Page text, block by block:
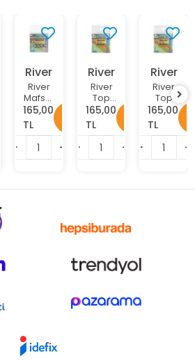
River
River
Mafsallı
Hareketli
1.5 GR
4LÜ
Jig
Head
165,00
TL
River
River
Top
kafa
Head
2,5 GR
4 LÜ
165,00
TL
River
River
Top
kafa
Head
2 GR 4
LÜ
165,00
TL